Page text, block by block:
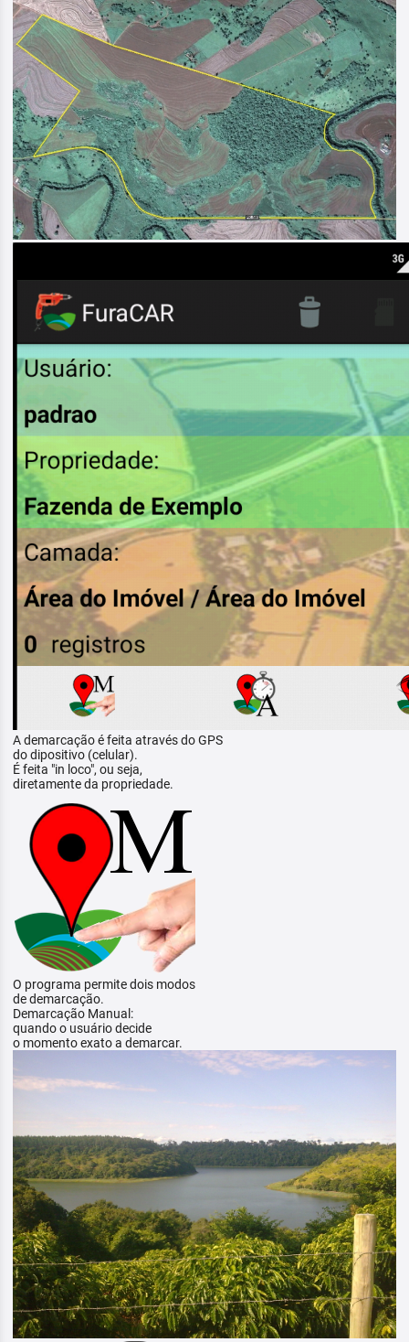
A demarcação é feita através do GPS
do dipositivo (celular).
É feita "in loco", ou seja,
diretamente da propriedade.
O programa permite dois modos
de demarcação.
Demarcação Manual:
quando o usuário decide
o momento exato a demarcar.